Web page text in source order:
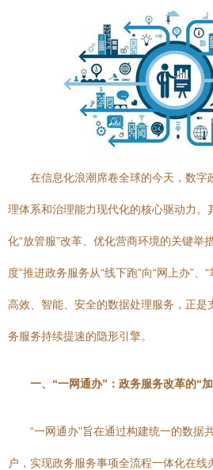
在信息化浪潮席卷全球的今天，数字
理体系和治理能力现代化的核心驱动力。
化“放管服”改革、优化营商环境的关键举
度”推进政务服务从“线下跑”向“网上办”、
高效、智能、安全的数据处理服务，正是
务服务持续提速的隐形引擎。
一、“一网通办”：政务服务改革的“
“一网通办”旨在通过构建统一的数据
户，实现政务服务事项全流程一体化在线